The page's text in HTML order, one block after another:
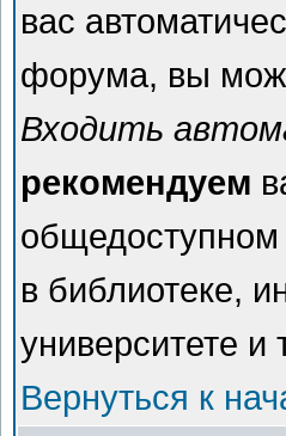
вас
форума, вы
Входить
рекомендуем
в библиотеке,
университете и
Вернуться к